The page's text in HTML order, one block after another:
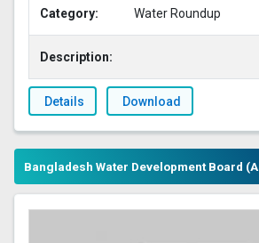
Category: Water Roundup
Description:
Details Download
Bangladesh Water Development Board